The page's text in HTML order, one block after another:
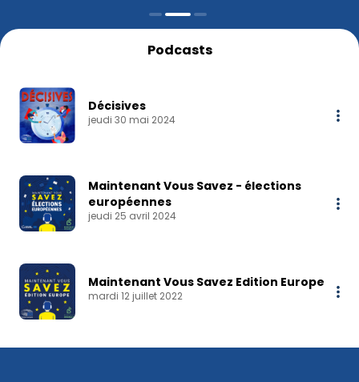
Podcasts
Décisives
jeudi 30 mai 2024
Maintenant Vous Savez - élections
européennes
jeudi 25 avril 2024
Maintenant Vous Savez Edition Europe
mardi 12 juillet 2022